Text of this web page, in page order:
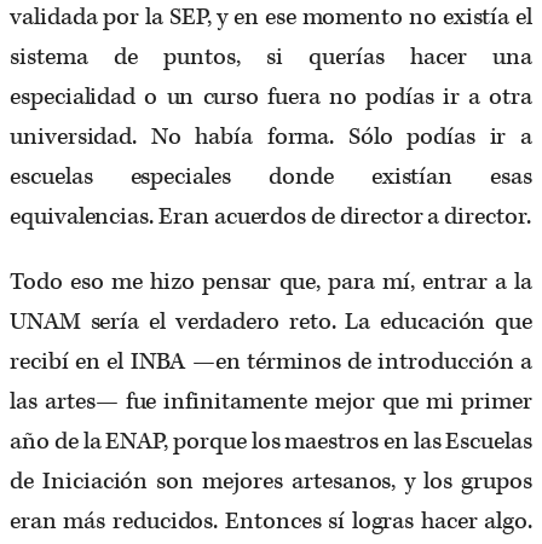
validada por la SEP, y en ese momento no existía el
sistema de puntos, si querías hacer una
especialidad o un curso fuera no podías ir a otra
universidad. No había forma. Sólo podías ir a
escuelas especiales donde existían esas
equivalencias. Eran acuerdos de director a director.
Todo eso me hizo pensar que, para mí, entrar a la
UNAM sería el verdadero reto. La educación que
recibí en el INBA —en términos de introducción a
las artes— fue infinitamente mejor que mi primer
año de la ENAP, porque los maestros en las Escuelas
de Iniciación son mejores artesanos, y los grupos
eran más reducidos. Entonces sí logras hacer algo.